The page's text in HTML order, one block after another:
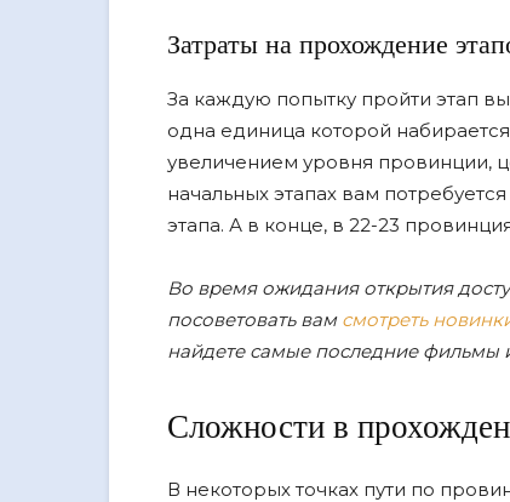
Затраты на прохождение
За каждую попытку пройти этап
одна единица которой
увеличением уровня провинции,
начальных этапах вам
этапа. А в конце, в 22-23
Во время ожидания открытия
посоветовать вам смотреть
найдете самые последние фильмы
Сложности в
В некоторых точках пути по